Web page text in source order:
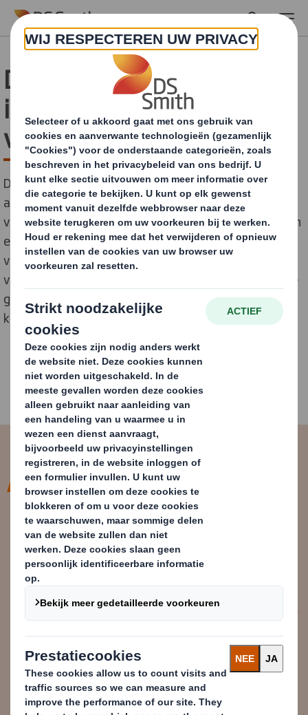
Skip to main content
DS Smith Almelo
investeert in Twentse
verpakkingsfabriek
DS Smith Almelo heeft een investering van €2 miljoen
afgerond in haar fabriek voor golfkartonnen
verpakkingen in Twente. De investering, onderdeel van
een vijfjarig moderniseringsplan, is gericht op het
versterken van het machinepark en de optimalisatie
van de interne logistiek om de productie van duurzame
golfkartonnen verpakkingen voor midden- en
kleinbedrijf (MKB) in de regio te ondersteunen.
We zijn trots op onze vestiging in
Almelo en kijken uit naar een
duurzame en veelbelovende
toekomst.
Edgar Bloem
Cluster Director Sheetplants Benelux